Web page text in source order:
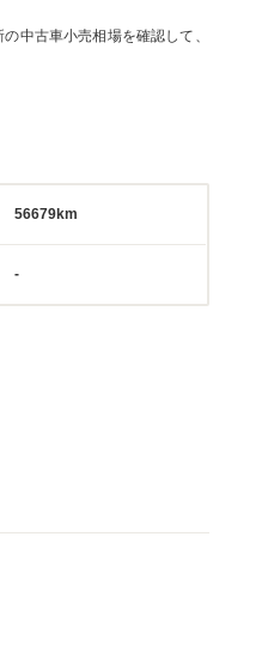
中古車小売相場を確認して、
56679km
-